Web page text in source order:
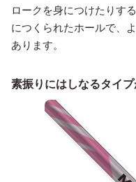
ロークを身につけたりす
につくられたホールで、
あります。
素振りにはしなるタイ